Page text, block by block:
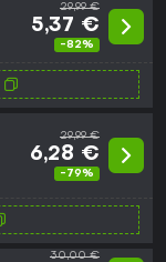
29,99 €
5,37 €
-82%
29,99 €
6,28 €
-79%
30,00 €